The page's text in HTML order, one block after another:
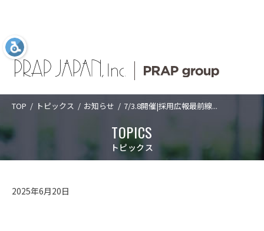
ABOUT US
プラップジャパン
について
SERVICES
サービス
COMPANY
企業情報
TOPICS
新着情報
Language
プラップジャパンについて
TOP トピックス お知らせ 7/3.8開催|採用広報最前線...
TOPICS
トピックス
2025年6月20日